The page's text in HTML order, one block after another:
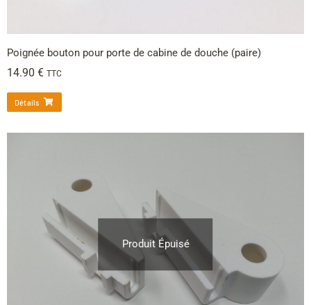
Poignée bouton pour porte de cabine de douche (paire)
14.90 € TTC
Détails
Produit Épuisé